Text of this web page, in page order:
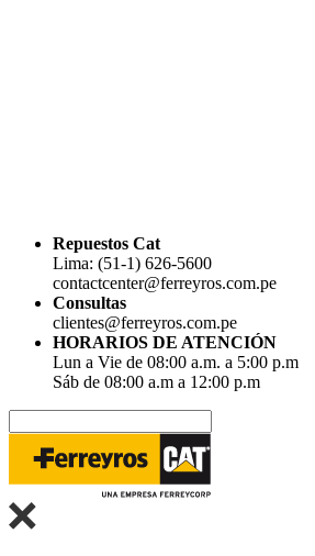
Repuestos Cat
Lima: (51-1) 626-5600
contactcenter@ferreyros.com.pe
Consultas
clientes@ferreyros.com.pe
HORARIOS DE ATENCIÓN
Lun a Vie de 08:00 a.m. a 5:00 p.m
Sáb de 08:00 a.m a 12:00 p.m